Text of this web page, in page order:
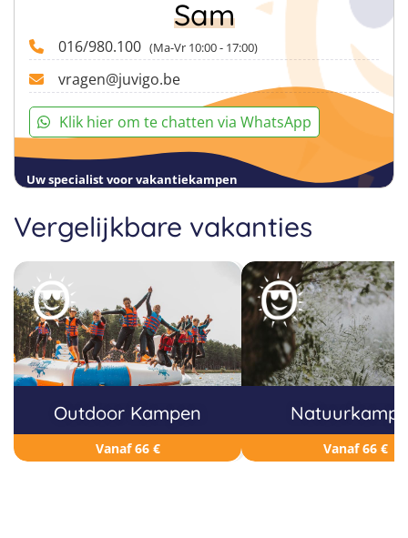
Sam
016/980.100 (Ma-Vr 10:00 - 17:00)
vragen@juvigo.be
Klik hier om te chatten via WhatsApp
Uw specialist voor vakantiekampen
Vergelijkbare vakanties
Outdoor Kampen
Vanaf 66 € Vanaf 66 €